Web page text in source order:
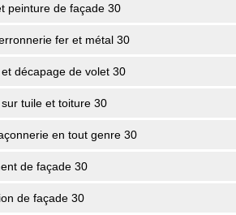
peinture de façade 30
fer et métal 30
décapage de volet 30
tuile et toiture 30
en tout genre 30
de façade 30
de façade 30